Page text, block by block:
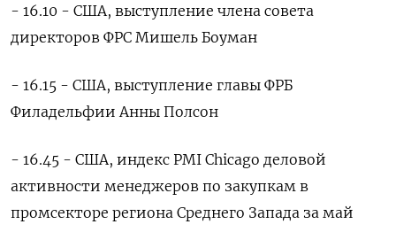
- 16.10 - США, выступление члена совета
директоров ФРС Мишель Боуман
- 16.15 - США, выступление главы ФРБ
Филадельфии Анны Полсон
- ​16.45 - США, индекс PMI Chicago деловой
активности менеджеров по закупкам в
промсекторе региона Среднего Запада за май